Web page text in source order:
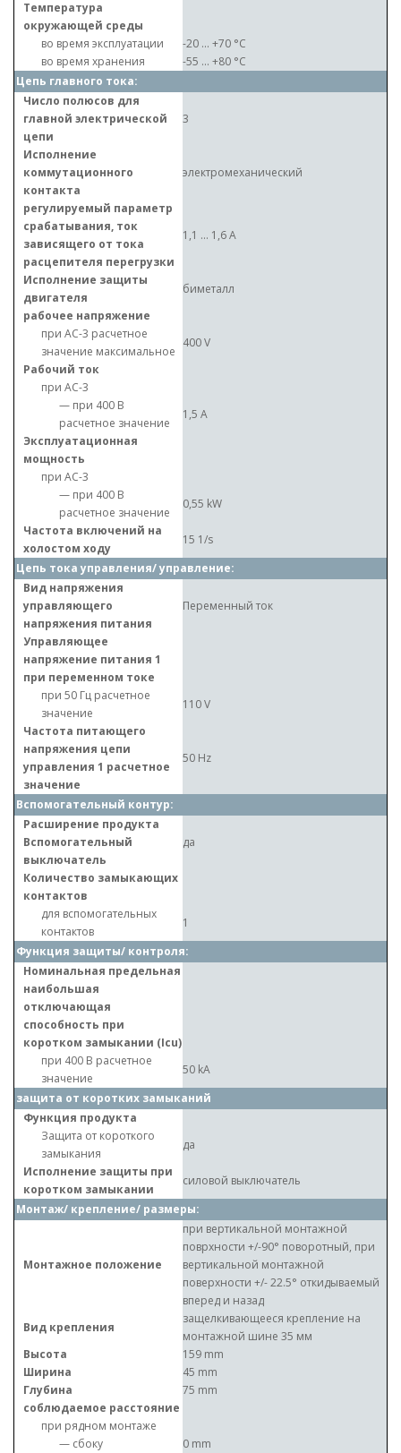
Температура
окружающей среды
во время эксплуатации
-20 ... +70 °C
во время хранения
-55 ... +80 °C
Цепь главного тока:
Число полюсов для
главной электрической
цепи
3
Исполнение
коммутационного
контакта
электромеханический
регулируемый параметр
срабатывания, ток
зависящего от тока
расцепителя перегрузки
1,1 ... 1,6 A
Исполнение защиты
двигателя
биметалл
рабочее напряжение
при AC-3 расчетное
значение максимальное
400 V
Рабочий ток
при AC-3
— при 400 В
расчетное значение
1,5 A
Эксплуатационная
мощность
при AC-3
— при 400 В
расчетное значение
0,55 kW
Частота включений на
холостом ходу
15 1/s
Цепь тока управления/ управление:
Вид напряжения
управляющего
напряжения питания
Переменный ток
Управляющее
напряжение питания 1
при переменном токе
при 50 Гц расчетное
значение
110 V
Частота питающего
напряжения цепи
управления 1 расчетное
значение
50 Hz
Вспомогательный контур:
Расширение продукта
Вспомогательный
выключатель
да
Количество замыкающих
контактов
для вспомогательных
контактов
1
Функция защиты/ контроля:
Номинальная предельная
наибольшая
отключающая
способность при
коротком замыкании (Icu)
при 400 В расчетное
значение
50 kA
защита от коротких замыканий
Функция продукта
Защита от короткого
замыкания
да
Исполнение защиты при
коротком замыкании
силовой выключатель
Монтаж/ крепление/ размеры:
Монтажное положение
при вертикальной монтажной
поврхности +/-90° поворотный, при
вертикальной монтажной
поверхности +/- 22.5° откидываемый
вперед и назад
Вид крепления
защелкивающееся крепление на
монтажной шине 35 мм
Высота
159 mm
Ширина
45 mm
Глубина
75 mm
соблюдаемое расстояние
при рядном монтаже
— сбоку
0 mm